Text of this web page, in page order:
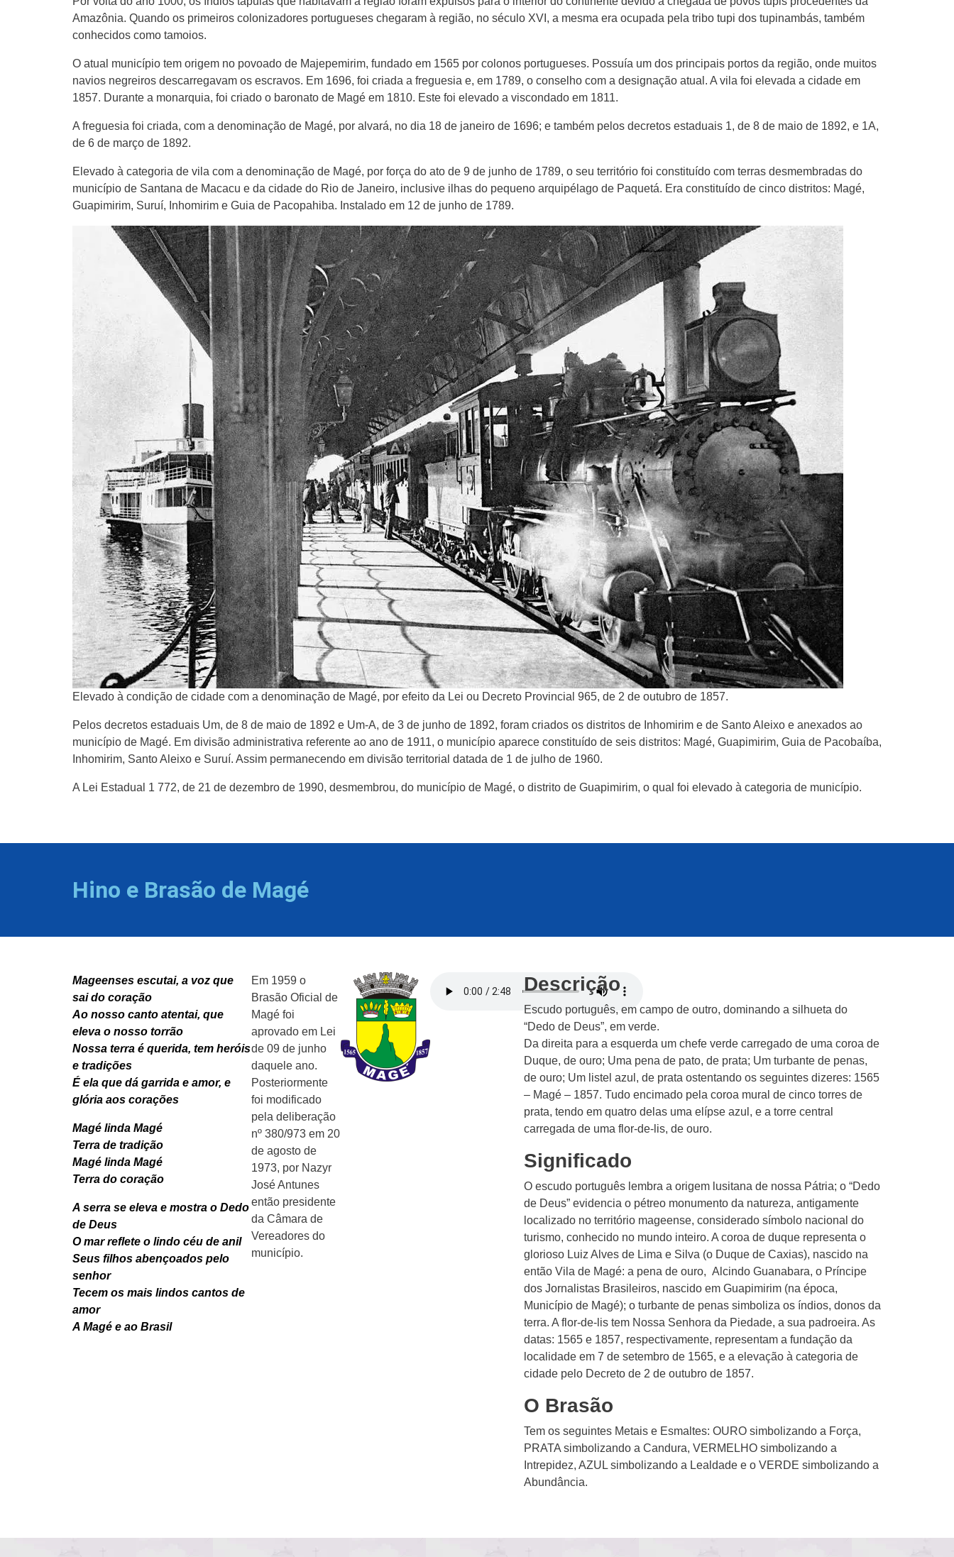
Amazônia. Quando os primeiros colonizadores portugueses chegaram à região, no século XVI, a mesma era ocupada pela tribo tupi dos tupinambás, também
conhecidos como tamoios.
O atual município tem origem no povoado de Majepemirim, fundado em 1565 por colonos portugueses. Possuía um dos principais portos da região, onde muitos
navios negreiros descarregavam os escravos. Em 1696, foi criada a freguesia e, em 1789, o conselho com a designação atual. A vila foi elevada a cidade em
1857. Durante a monarquia, foi criado o baronato de Magé em 1810. Este foi elevado a viscondado em 1811.
A freguesia foi criada, com a denominação de Magé, por alvará, no dia 18 de janeiro de 1696; e também pelos decretos estaduais 1, de 8 de maio de 1892, e 1A,
de 6 de março de 1892.
Elevado à categoria de vila com a denominação de Magé, por força do ato de 9 de junho de 1789, o seu território foi constituído com terras desmembradas do
município de Santana de Macacu e da cidade do Rio de Janeiro, inclusive ilhas do pequeno arquipélago de Paquetá. Era constituído de cinco distritos: Magé,
Guapimirim, Suruí, Inhomirim e Guia de Pacopahiba. Instalado em 12 de junho de 1789.
Elevado à condição de cidade com a denominação de Magé, por efeito da Lei ou Decreto Provincial 965, de 2 de outubro de 1857.
Pelos decretos estaduais Um, de 8 de maio de 1892 e Um-A, de 3 de junho de 1892, foram criados os distritos de Inhomirim e de Santo Aleixo e anexados ao
município de Magé. Em divisão administrativa referente ao ano de 1911, o município aparece constituído de seis distritos: Magé, Guapimirim, Guia de Pacobaíba,
Inhomirim, Santo Aleixo e Suruí. Assim permanecendo em divisão territorial datada de 1 de julho de 1960.
A Lei Estadual 1 772, de 21 de dezembro de 1990, desmembrou, do município de Magé, o distrito de Guapimirim, o qual foi elevado à categoria de município.
Hino e Brasão de Magé
Mageenses escutai, a voz que
sai do coração
Ao nosso canto atentai, que
eleva o nosso torrão
Nossa terra é querida, tem heróis
e tradições
É ela que dá garrida e amor, e
glória aos corações
Magé linda Magé
Terra de tradição
Magé linda Magé
Terra do coração
A serra se eleva e mostra o Dedo
de Deus
O mar reflete o lindo céu de anil
Seus filhos abençoados pelo
senhor
Tecem os mais lindos cantos de
amor
A Magé e ao Brasil
Em 1959 o
Brasão Oficial de
Magé foi
aprovado em Lei
de 09 de junho
daquele ano.
Posteriormente
foi modificado
pela deliberação
nº 380/973 em 20
de agosto de
1973, por Nazyr
José Antunes
então presidente
da Câmara de
Vereadores do
município.
Descrição
Escudo português, em campo de outro, dominando a silhueta do
“Dedo de Deus”, em verde.
Da direita para a esquerda um chefe verde carregado de uma coroa de
Duque, de ouro; Uma pena de pato, de prata; Um turbante de penas,
de ouro; Um listel azul, de prata ostentando os seguintes dizeres: 1565
– Magé – 1857. Tudo encimado pela coroa mural de cinco torres de
prata, tendo em quatro delas uma elípse azul, e a torre central
carregada de uma flor-de-lis, de ouro.
Significado
O escudo português lembra a origem lusitana de nossa Pátria; o “Dedo
de Deus” evidencia o pétreo monumento da natureza, antigamente
localizado no território mageense, considerado símbolo nacional do
turismo, conhecido no mundo inteiro. A coroa de duque representa o
glorioso Luiz Alves de Lima e Silva (o Duque de Caxias), nascido na
então Vila de Magé: a pena de ouro, Alcindo Guanabara, o Príncipe
dos Jornalistas Brasileiros, nascido em Guapimirim (na época,
Município de Magé); o turbante de penas simboliza os índios, donos da
terra. A flor-de-lis tem Nossa Senhora da Piedade, a sua padroeira. As
datas: 1565 e 1857, respectivamente, representam a fundação da
localidade em 7 de setembro de 1565, e a elevação à categoria de
cidade pelo Decreto de 2 de outubro de 1857.
O Brasão
Tem os seguintes Metais e Esmaltes: OURO simbolizando a Força,
PRATA simbolizando a Candura, VERMELHO simbolizando a
Intrepidez, AZUL simbolizando a Lealdade e o VERDE simbolizando a
Abundância.